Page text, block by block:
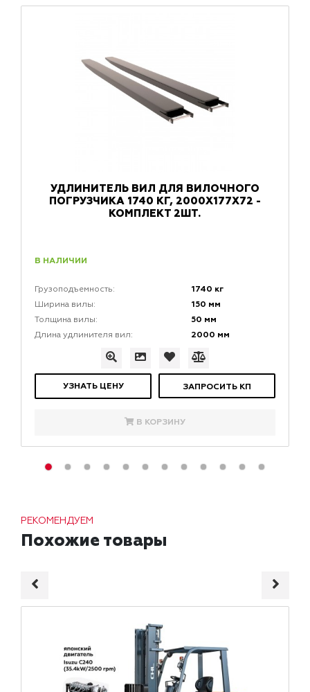
УДЛИНИТЕЛЬ ВИЛ ДЛЯ ВИЛОЧНОГО
ПОГРУЗЧИКА 1740 КГ, 2000X177X72 -
КОМПЛЕКТ 2ШТ.
В НАЛИЧИИ
Грузоподъемность: 1740 кг
Ширина вилы: 150 мм
Толщина вилы: 50 мм
Длина удлинителя вил: 2000 мм
УЗНАТЬ ЦЕНУ ЗАПРОСИТЬ КП
В КОРЗИНУ
РЕКОМЕНДУЕМ
Похожие товары